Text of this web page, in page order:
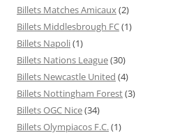
Billets Matches Amicaux(2)
Billets Middlesbrough FC(1)
Billets Napoli(1)
Billets Nations League(30)
Billets Newcastle United (4)
Billets Nottingham Forest(3)
Billets OGC Nice(34)
Billets Olympiacos F.C.(1)